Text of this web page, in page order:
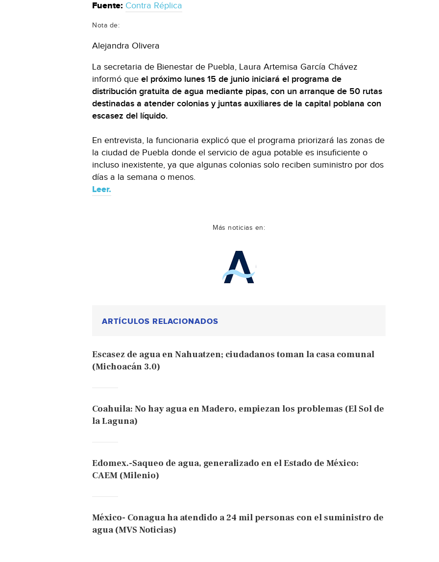
Fuente: Contra Réplica
Nota de:
Alejandra Olivera
La secretaria de Bienestar de Puebla, Laura Artemisa García Chávez
informó que el próximo lunes 15 de junio iniciará el programa de
distribución gratuita de agua mediante pipas, con un arranque de 50 rutas
destinadas a atender colonias y juntas auxiliares de la capital poblana con
escasez del líquido.
En entrevista, la funcionaria explicó que el programa priorizará las zonas de
la ciudad de Puebla donde el servicio de agua potable es insuficiente o
incluso inexistente, ya que algunas colonias solo reciben suministro por dos
días a la semana o menos.
Leer.
Más noticias en:
ARTÍCULOS RELACIONADOS
Escasez de agua en Nahuatzen; ciudadanos toman la casa comunal
(Michoacán 3.0)
Coahuila: No hay agua en Madero, empiezan los problemas (El Sol de
la Laguna)
Edomex.-Saqueo de agua, generalizado en el Estado de México:
CAEM (Milenio)
México- Conagua ha atendido a 24 mil personas con el suministro de
agua (MVS Noticias)